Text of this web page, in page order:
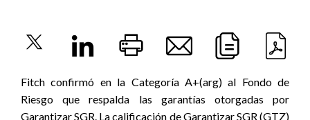
Fitch confirmó en la Categoría A+(arg) al Fondo de
Riesgo que respalda las garantías otorgadas por
Garantizar SGR. La calificación de Garantizar SGR (GTZ)